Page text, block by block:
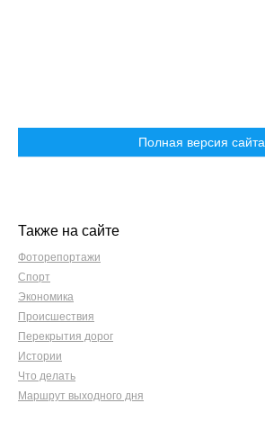
Полная версия сайта
Также на сайте
Фоторепортажи
Спорт
Экономика
Происшествия
Перекрытия дорог
Истории
Что делать
Маршрут выходного дня